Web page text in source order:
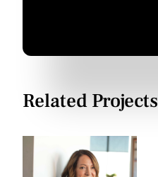
Related Projects